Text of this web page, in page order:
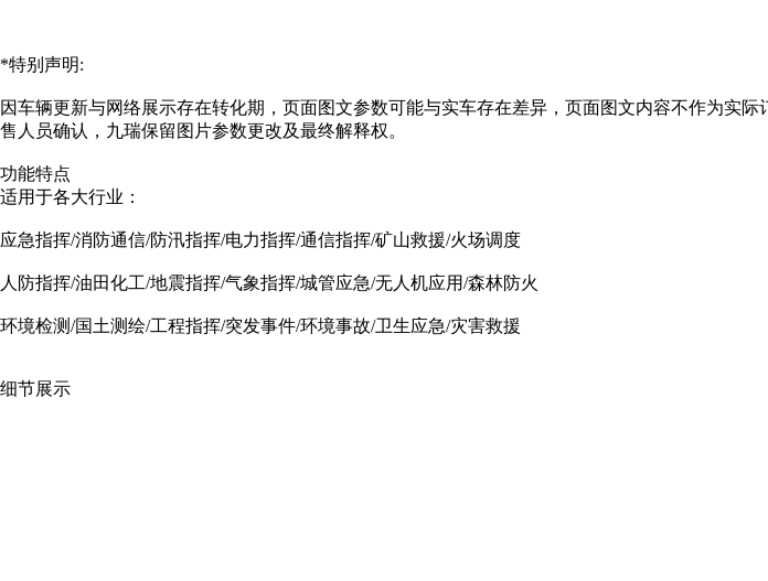
*特别声明:
因车辆更新与网络展示存在转化期，页面图文参数可能与实车存在差异，页面图文内容不作为实
售人员确认，九瑞保留图片参数更改及最终解释权。
功能特点
适用于各大行业：
应急指挥/消防通信/防汛指挥/电力指挥/通信指挥/矿山救援/火场调度
人防指挥/油田化工/地震指挥/气象指挥/城管应急/无人机应用/森林防火
环境检测/国土测绘/工程指挥/突发事件/环境事故/卫生应急/灾害救援
细节展示